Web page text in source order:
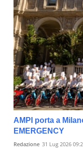
AMPI porta a
EMERGENCY
Redazione 31 Lug 2026